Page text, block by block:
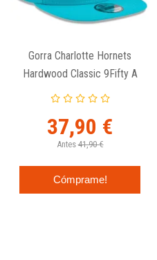
Gorra Charlotte Hornets
Hardwood Classic 9Fifty A
Frame New Era
37,90 €
Antes 41,90 €
Cómprame!